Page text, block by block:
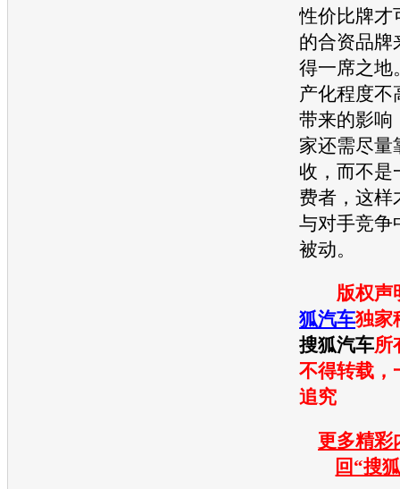
性价比牌才
的合资品牌
得一席之地
产化程度不
带来的影响
家还需尽量
收，而不是
费者，这样
与对手竞争
被动。
版权声
狐汽车独家
搜狐汽车所
不得转载，
追究
更多精
回“搜